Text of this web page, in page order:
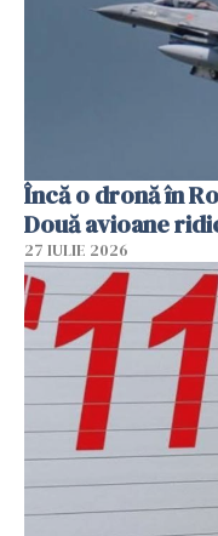
Încă o dronă în
Două avioane
27 IULIE 2026